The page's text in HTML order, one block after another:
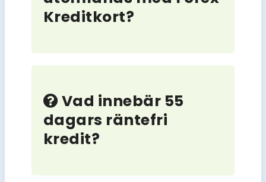
Kreditkort?
Vad innebär 55
dagars räntefri
kredit?